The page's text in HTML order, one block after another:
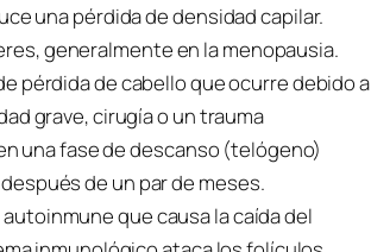
una pérdida de densidad capilar.
generalmente en la menopausia.
pérdida de cabello que ocurre debido a
grave, cirugía o un trauma
una fase de descanso (telógeno)
de un par de meses.
que causa la caída del